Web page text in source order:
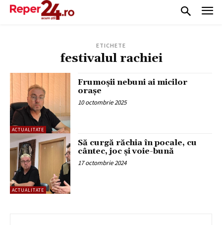
ETICHETE
festivalul rachiei
ACTUALITATE
Frumoșii nebuni ai micilor
orașe
10 octombrie 2025
ACTUALITATE
Să curgă răchia în pocale, cu
cântec, joc și voie-bună
17 octombrie 2024